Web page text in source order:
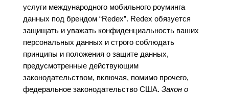
услуги международного мобильного роуминга
данных под брендом “Redex”. Redex обязуется
защищать и уважать конфиденциальность ваших
персональных данных и строго соблюдать
принципы и положения о защите данных,
предусмотренные действующим
законодательством, включая, помимо прочего,
федеральное законодательство США. Закон о